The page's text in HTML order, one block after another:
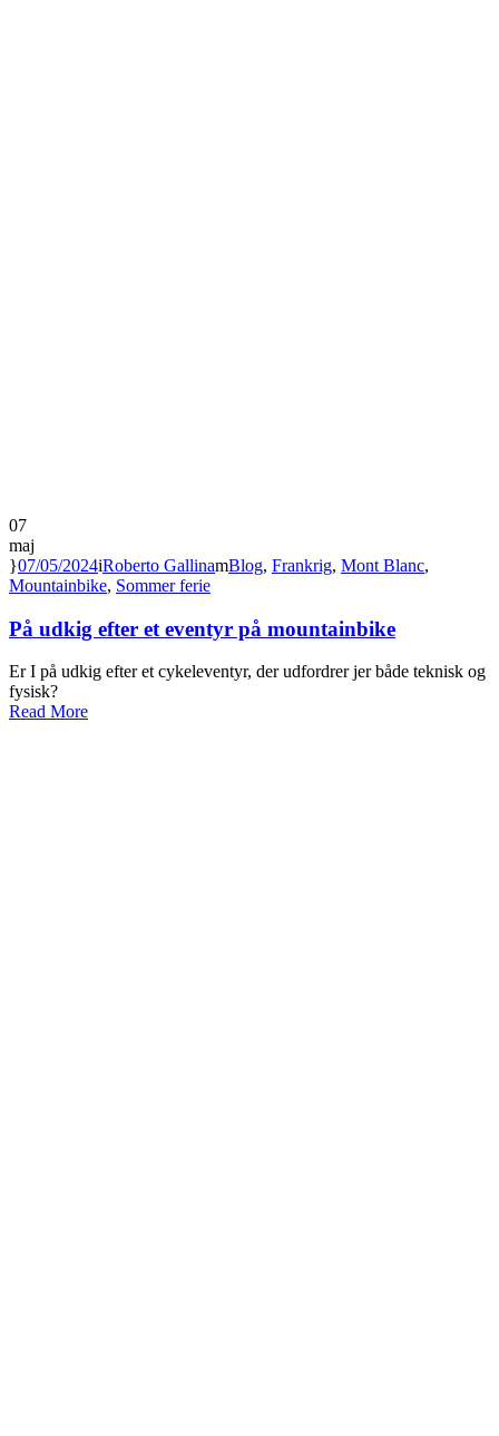
07
maj
07/05/2024 Roberto Gallina Blog, Frankrig, Mont Blanc,
Mountainbike, Sommer ferie
På udkig efter et eventyr på mountainbike
Er I på udkig efter et cykeleventyr, der udfordrer jer både teknisk og
fysisk?
Read More